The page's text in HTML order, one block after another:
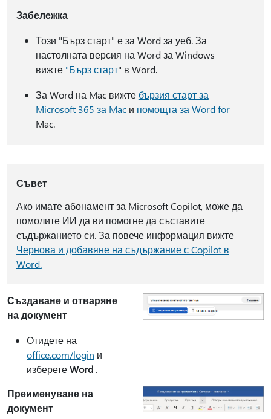
Забележка
Този "Бърз старт" е за Word за уеб. За
настолната версия на Word за Windows
вижте "Бърз старт" в Word.
За Word на Mac вижте бързия старт за
Microsoft 365 за Macи помощта за Word for
Mac.
Съвет
Ако имате абонамент за Microsoft Copilot, може да
помолите ИИ да ви помогне да съставите
съдържанието си. За повече информация вижте
Чернова и добавяне на съдържание с Copilot в
Word.
Създаване и отваряне
на документ
Отидете на
office.com/login и
изберетеWord .
Преименуване на
документ